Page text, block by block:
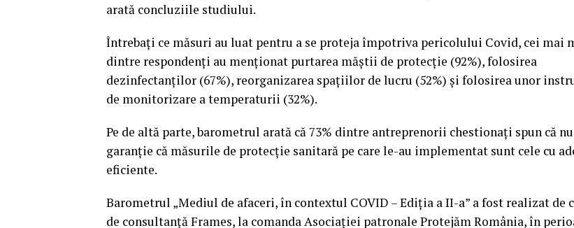
arată concluziile studiului.
Întrebaţi ce măsuri au luat pentru a se proteja împotriva pericolului Covid, cei mai
dintre respondenţi au menţionat purtarea măştii de protecţie (92%), folosirea
dezinfectanţilor (67%), reorganizarea spaţiilor de lucru (52%) şi folosirea unor
de monitorizare a temperaturii (32%).
Pe de altă parte, barometrul arată că 73% dintre antreprenorii chestionaţi spun că
garanţie că măsurile de protecţie sanitară pe care le-au implementat sunt cele cu
eficiente.
Barometrul „Mediul de afaceri, în contextul COVID – Ediţia a II-a” a fost realizat de
de consultanţă Frames, la comanda Asociaţiei patronale Protejăm România, în